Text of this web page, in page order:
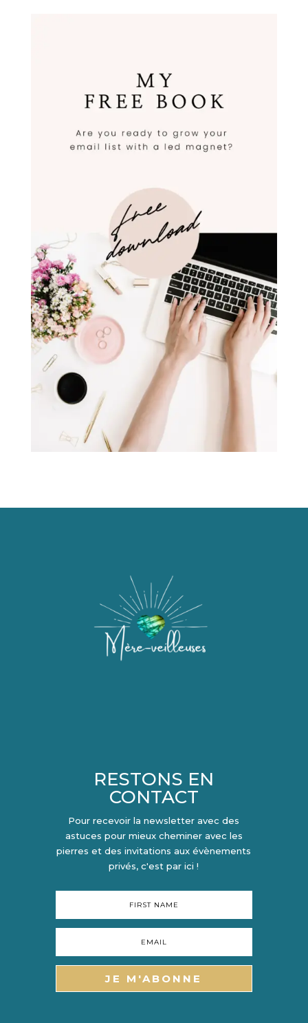
RESTONS EN
CONTACT
Pour recevoir la newsletter avec des
astuces pour mieux cheminer avec les
pierres et des invitations aux évènements
privés, c'est par ici !
JE M'ABONNE